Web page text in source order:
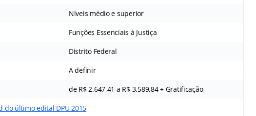
Níveis médio e superior
Funções Essenciais à Justiça
Distrito Federal
A definir
de R$ 2.647,41 a R$ 3.589,84 + Gratificação
do último edital DPU 2015